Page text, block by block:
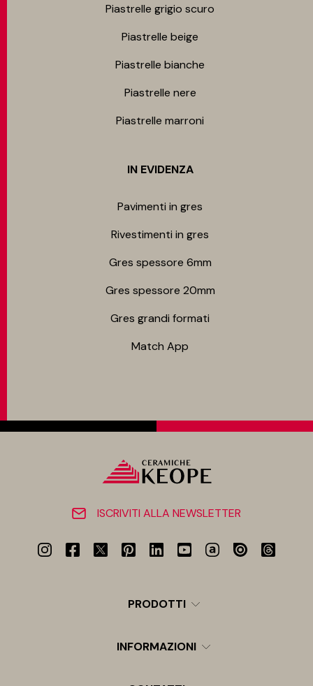
Piastrelle grigio scuro
Piastrelle beige
Piastrelle bianche
Piastrelle nere
Piastrelle marroni
IN EVIDENZA
Pavimenti in gres
Rivestimenti in gres
Gres spessore 6mm
Gres spessore 20mm
Gres grandi formati
Match App
ISCRIVITI ALLA NEWSLETTER
PRODOTTI
INFORMAZIONI